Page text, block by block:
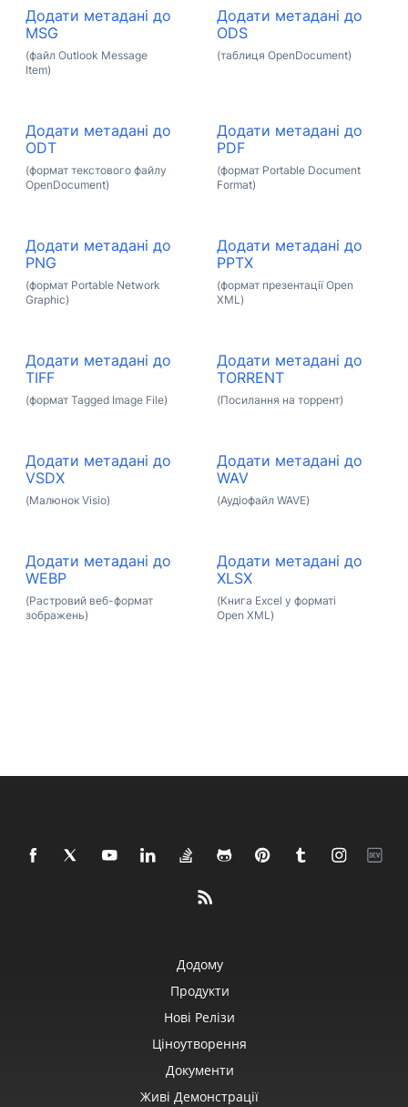
Додати метадані до
MSG
(файл Outlook Message
Item)
Додати метадані до
ODS
(таблиця OpenDocument)
Додати метадані до
ODT
(формат текстового файлу
OpenDocument)
Додати метадані до
PDF
(формат Portable Document
Format)
Додати метадані до
PNG
(формат Portable Network
Graphic)
Додати метадані до
PPTX
(формат презентації Open
XML)
Додати метадані до
TIFF
(формат Tagged Image File)
Додати метадані до
TORRENT
(Посилання на торрент)
Додати метадані до
VSDX
(Малюнок Visio)
Додати метадані до
WAV
(Аудіофайл WAVE)
Додати метадані до
WEBP
(Растровий веб-формат
зображень)
Додати метадані до
XLSX
(Книга Excel у форматі
Open XML)
Додому
Продукти
Нові Релізи
Ціноутворення
Документи
Живі Демонстрації